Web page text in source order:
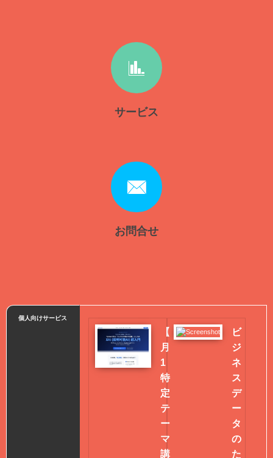
サービス
お問合せ
個人向けサービス
【
月
1
特
定
テ
ー
マ
講
ビ
ジ
ネ
ス
デ
ー
タ
の
た